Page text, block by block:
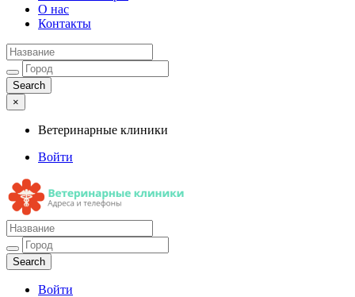
О нас
Контакты
×
Ветеринарные клиники
Войти
Ветеринарные клиники
Адреса и телефоны
Войти